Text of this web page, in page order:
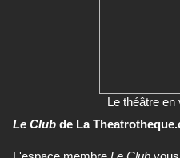
Le théâtre en
Le Club de La